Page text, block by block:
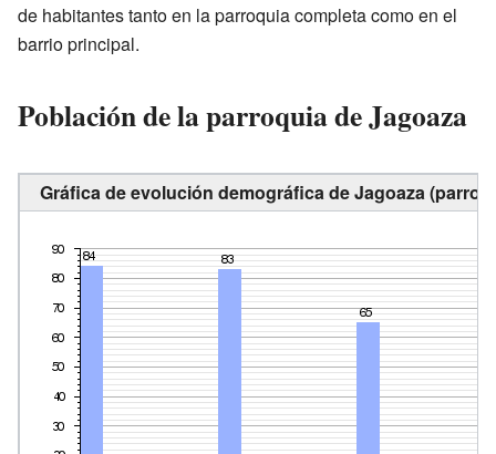
de habitantes tanto en la parroquia completa como en el
barrio principal.
Población de la parroquia de Jagoaza
Gráfica de evolución demográfica de Jagoaza